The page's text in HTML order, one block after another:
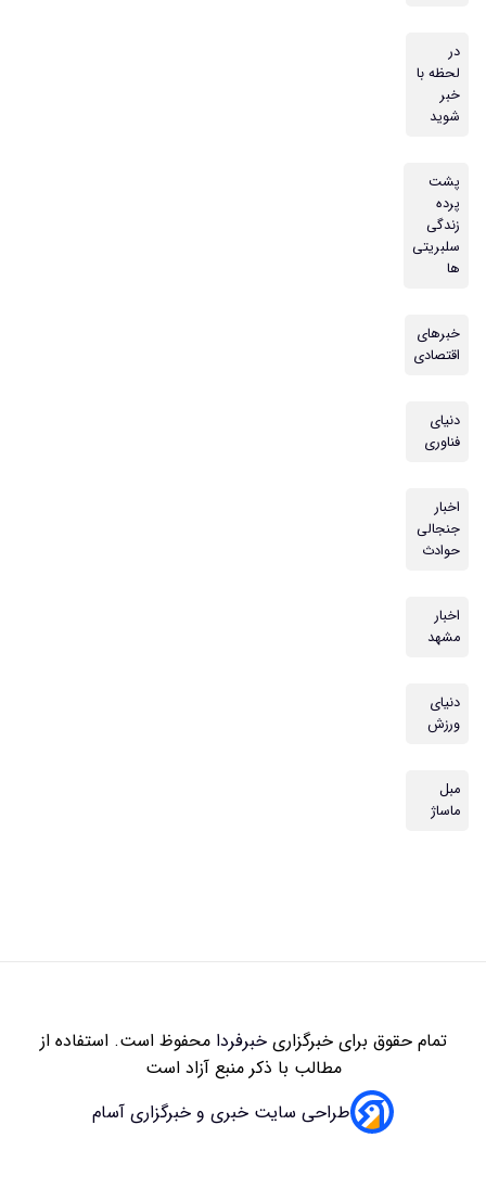
در
لحظه با
خبر
شوید
پشت
پرده
زندگی
سلبریتی
ها
خبرهای
اقتصادی
دنیای
فناوری
اخبار
جنجالی
حوادث
اخبار
مشهد
دنیای
ورزش
مبل
ماساژ
تمام حقوق برای خبرگزاریخبرفردامحفوظ است. استفاده از
مطالب با ذکر منبع آزاد است
طراحی سایت خبری و خبرگزاری آسام